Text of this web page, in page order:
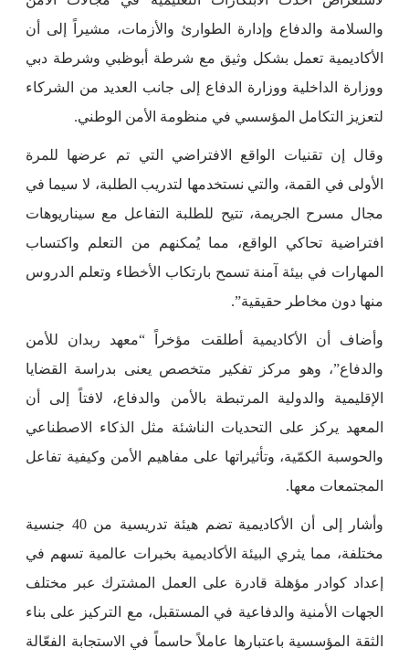
والسلامة والدفاع وإدارة الطوارئ والأزمات، مشيراً إلى أن
الأكاديمية تعمل بشكل وثيق مع شرطة أبوظبي وشرطة دبي
ووزارة الداخلية ووزارة الدفاع إلى جانب العديد من الشركاء
لتعزيز التكامل المؤسسي في منظومة الأمن الوطني.
وقال إن تقنيات الواقع الافتراضي التي تم عرضها للمرة
الأولى في القمة، والتي نستخدمها لتدريب الطلبة، لا سيما في
مجال مسرح الجريمة، تتيح للطلبة التفاعل مع سيناريوهات
افتراضية تحاكي الواقع، مما يُمكنهم من التعلم واكتساب
المهارات في بيئة آمنة تسمح بارتكاب الأخطاء وتعلم الدروس
منها دون مخاطر حقيقية”.
وأضاف أن الأكاديمية أطلقت مؤخراً “معهد ربدان للأمن
والدفاع”، وهو مركز تفكير متخصص يعنى بدراسة القضايا
الإقليمية والدولية المرتبطة بالأمن والدفاع، لافتاً إلى أن
المعهد يركز على التحديات الناشئة مثل الذكاء الاصطناعي
والحوسبة الكمّية، وتأثيراتها على مفاهيم الأمن وكيفية تفاعل
المجتمعات معها.
وأشار إلى أن الأكاديمية تضم هيئة تدريسية من 40 جنسية
مختلفة، مما يثري البيئة الأكاديمية بخبرات عالمية تسهم في
إعداد كوادر مؤهلة قادرة على العمل المشترك عبر مختلف
الجهات الأمنية والدفاعية في المستقبل، مع التركيز على بناء
الثقة المؤسسية باعتبارها عاملاً حاسماً في الاستجابة الفعّالة